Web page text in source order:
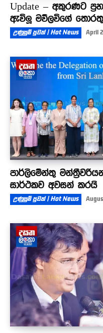
Update – අකුරණට
ඇවිලූ මව්ලවිගේ
උණුසුම් පුවත් | Hot News April
පාර්ලිමේන්තු
සාර්ථකව අවසන් කරයි
උණුසුම් පුවත් | Hot News